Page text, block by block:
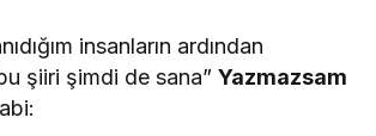
insanların ardından
şiiri şimdi de sana”Yazmazsam